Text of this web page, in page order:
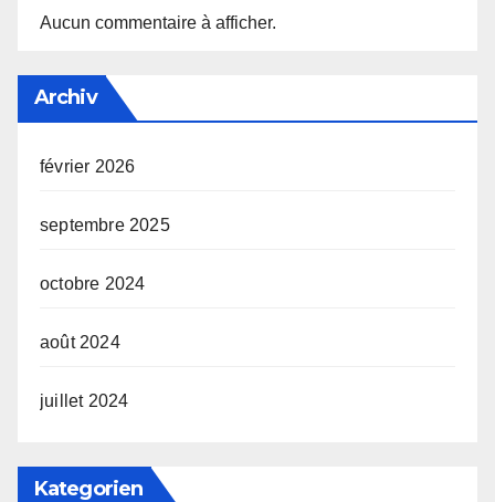
Aucun commentaire à afficher.
Archiv
février 2026
septembre 2025
octobre 2024
août 2024
juillet 2024
Kategorien